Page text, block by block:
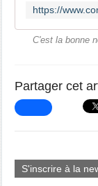
C'est la bonne
Partager cet
S'inscrire à la